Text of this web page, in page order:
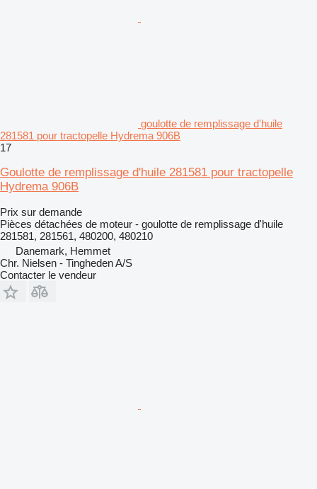
goulotte de remplissage d'huile
281581 pour tractopelle Hydrema 906B
17
Goulotte de remplissage d'huile 281581 pour tractopelle
Hydrema 906B
Prix sur demande
Pièces détachées de moteur - goulotte de remplissage d'huile
281581, 281561, 480200, 480210
Danemark, Hemmet
Chr. Nielsen - Tingheden A/S
Contacter le vendeur